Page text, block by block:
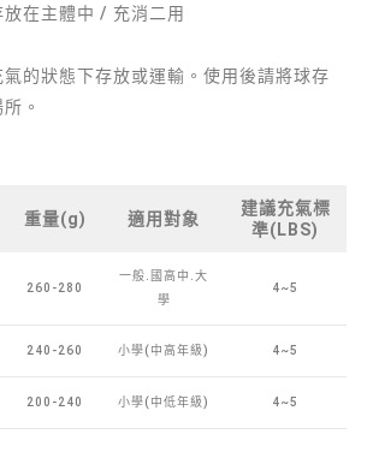
在主體中 / 充消二用
的狀態下存放或運輸。使用後請將球存
。
重量(g) 適用對象
建議充氣標
準(LBS)
260-280
一般.國高中.大
學
4~5
240-260 小學(中高年級) 4~5
200-240 小學(中低年級) 4~5